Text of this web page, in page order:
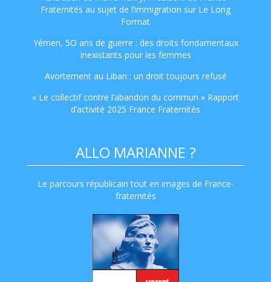
Fraternités au sujet de l’immigration sur Le Long
Format
Yémen, 5O ans de guerre : des droits fondamentaux
inexistants pour les femmes
Avortement au Liban : un droit toujours refusé
« Le collectif contre l’abandon du commun » Rapport
d’activité 2025 France Fraternités
ALLO MARIANNE ?
Le parcours républicain tout en images de France-
fraternités